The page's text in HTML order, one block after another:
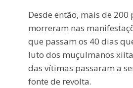
Desde então, mais de 200
morreram nas
que passam os 40 dias
luto dos muçulmanos
das vítimas passaram a
fonte de revolta.